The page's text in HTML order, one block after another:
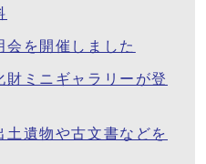
会を開催しました
ミニギャラリーが登
土遺物や古文書などを